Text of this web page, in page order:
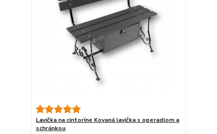
Lavička na cintoríne Kovaná lavička s operadlom a
schránkou